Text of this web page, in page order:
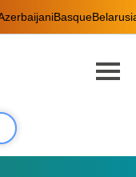
Basque